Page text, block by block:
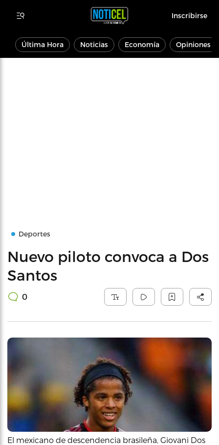
Inscribirse
Última Hora Noticias Economía Opiniones
Deportes
Nuevo piloto convoca a Dos
Santos
0
El mexicano de descendencia brasileña, Giovani Dos